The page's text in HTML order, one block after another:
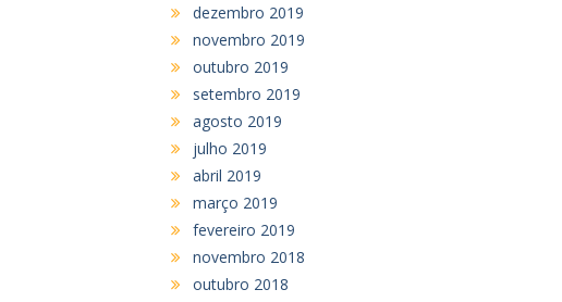
dezembro 2019
novembro 2019
outubro 2019
setembro 2019
agosto 2019
julho 2019
abril 2019
março 2019
fevereiro 2019
novembro 2018
outubro 2018